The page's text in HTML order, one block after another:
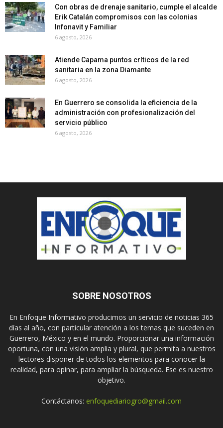
Con obras de drenaje sanitario, cumple el alcalde
Erik Catalán compromisos con las colonias
Infonavit y Familiar
6 agosto, 2026
Atiende Capama puntos críticos de la red
sanitaria en la zona Diamante
6 agosto, 2026
En Guerrero se consolida la eficiencia de la
administración con profesionalización del
servicio público
6 agosto, 2026
SOBRE NOSOTROS
En Enfoque Informativo producimos un servicio de noticias 365
días al año, con particular atención a los temas que suceden en
Guerrero, México y en el mundo. Proporcionar una información
oportuna, con una visión amplia y plural, que permita a nuestros
lectores disponer de todos los elementos para conocer la
realidad, para opinar, para ampliar la búsqueda. Ese es nuestro
objetivo.
Contáctanos: enfoquediariogro@gmail.com